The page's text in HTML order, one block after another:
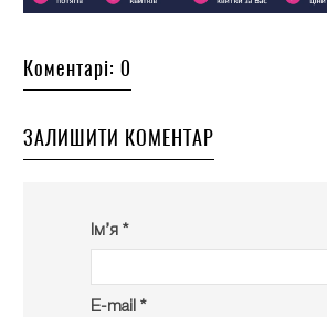
Коментарі: 0
ЗАЛИШИТИ КОМЕНТАР
Ім’я *
E-mail *